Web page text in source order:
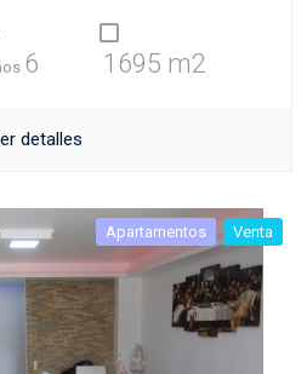
6 1695 m2
detalles
Apartamentos Venta